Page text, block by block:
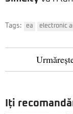
Tags: ea electronic
Iți